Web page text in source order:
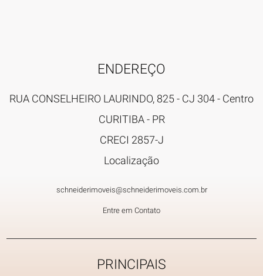
ENDEREÇO
RUA CONSELHEIRO LAURINDO, 825 - CJ 304- Centro
CURITIBA- PR
CRECI 2857-J
Localização
schneiderimoveis@schneiderimoveis.com.br
Entre em Contato
PRINCIPAIS